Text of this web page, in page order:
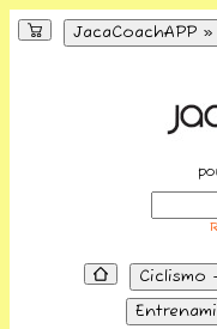
JacaCoachAPP »
Ciclismo